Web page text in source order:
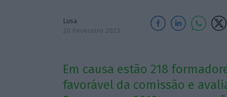
Lusa
20 Fevereiro 2023
Em causa estão 218
favorável da comissão e